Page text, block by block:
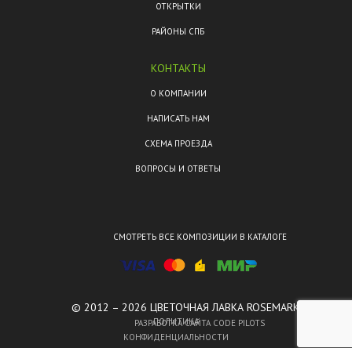
ОТКРЫТКИ
РАЙОНЫ СПБ
ПОЛИТИКА
КОНФИДЕНЦИАЛЬНОСТИ
КОНТАКТЫ
О КОМПАНИИ
НАПИСАТЬ НАМ
СХЕМА ПРОЕЗДА
ВОПРОСЫ И ОТВЕТЫ
СМОТРЕТЬ ВСЕ КОМПОЗИЦИИ В КАТАЛОГЕ
© 2012 – 2026 ЦВЕТОЧНАЯ ЛАВКА ROSEMARKT.
РАЗРАБОТКА САЙТА CODE PILOTS